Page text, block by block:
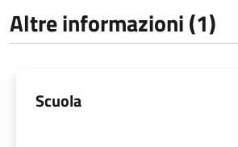
Altre informazioni (1)
Scuola